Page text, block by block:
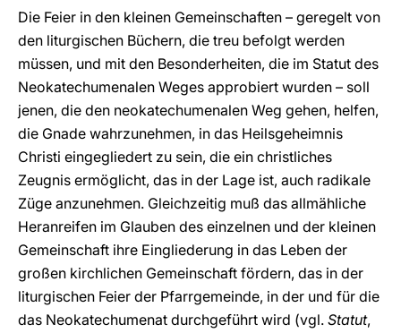
Die Feier in den kleinen Gemeinschaften – geregelt von
den liturgischen Büchern, die treu befolgt werden
müssen, und mit den Besonderheiten, die im Statut des
Neokatechumenalen Weges approbiert wurden – soll
jenen, die den neokatechumenalen Weg gehen, helfen,
die Gnade wahrzunehmen, in das Heilsgeheimnis
Christi eingegliedert zu sein, die ein christliches
Zeugnis ermöglicht, das in der Lage ist, auch radikale
Züge anzunehmen. Gleichzeitig muß das allmähliche
Heranreifen im Glauben des einzelnen und der kleinen
Gemeinschaft ihre Eingliederung in das Leben der
großen kirchlichen Gemeinschaft fördern, das in der
liturgischen Feier der Pfarrgemeinde, in der und für die
das Neokatechumenat durchgeführt wird (vgl. Statut,